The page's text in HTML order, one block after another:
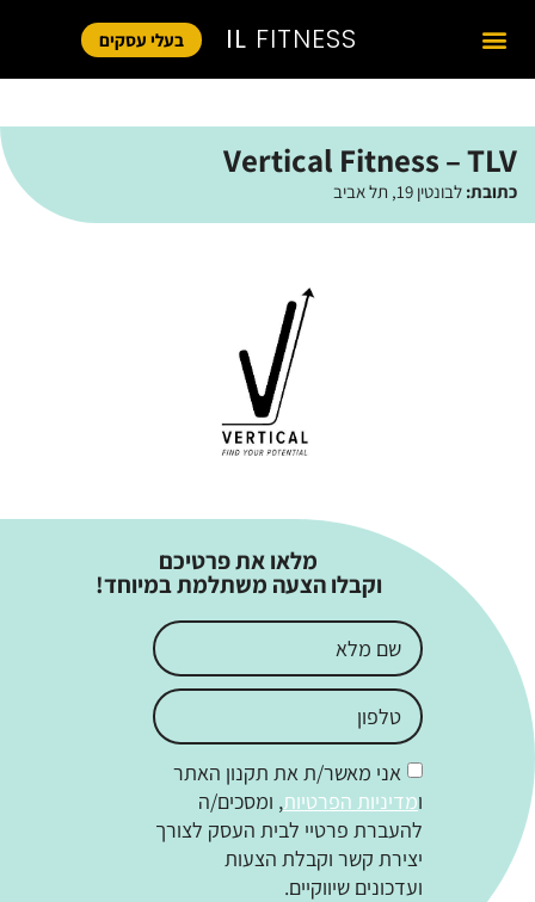
IL FITNESS בעלי עסקים
Vertical Fitness – TLV
כתובת: לבונטין 19, תל אביב
מלאו את פרטיכם
וקבלו הצעה משתלמת במיוחד!
אני מאשר/ת את תקנון האתר
ומדיניות הפרטיות, ומסכים/ה
להעברת פרטיי לבית העסק לצורך
יצירת קשר וקבלת הצעות
ועדכונים שיווקיים.